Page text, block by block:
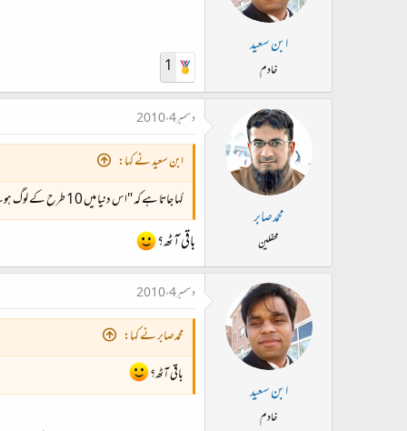
ابن سعید
خادم 1
محمدصابر
محفلین
دسمبر 4، 2010
ابن سعید نے کہا:
کہا جاتا ہے کہ "اس دنیا میں 10 طرح کے لوگ ہوتے ہیں، ایک وہ جو بائنری سمجھتے ہیں دوسرے وہ جو نہیں سمجھتے۔"
باقی آٹھ؟
ابن سعید
خادم
دسمبر 4، 2010
محمدصابر نے کہا:
باقی آٹھ؟